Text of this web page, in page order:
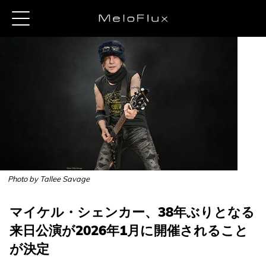
Photo by Tallee Savage
マイケル・シェンカー、38年ぶりとなる
来日公演が2026年1月に開催されること
が決定